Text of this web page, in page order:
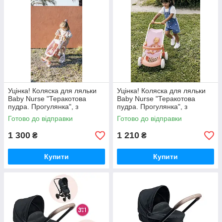
Уцінка! Коляска для ляльки
Baby Nurse "Теракотова
пудра. Прогулянка", з
поворотними колесами
(7600251224)
Готово до відправки
1 300 ₴
Купити
Уцінка! Коляска для ляльки
Baby Nurse "Теракотова
пудра. Прогулянка", з
корзиною (7600254024)
Готово до відправки
1 210 ₴
Купити